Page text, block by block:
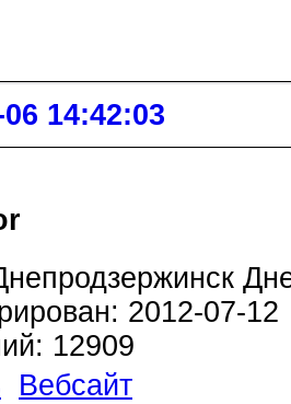
14:42:03
2012-07-12
12909
Вебсайт